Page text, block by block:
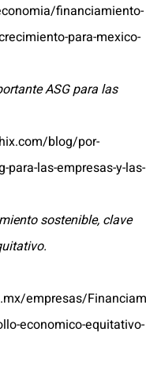
financiamiento-
para-mexico-
ASG para las
blog/por-
para-las-empresas-y-las-
sostenible, clave
empresas/
economico-equitativo-